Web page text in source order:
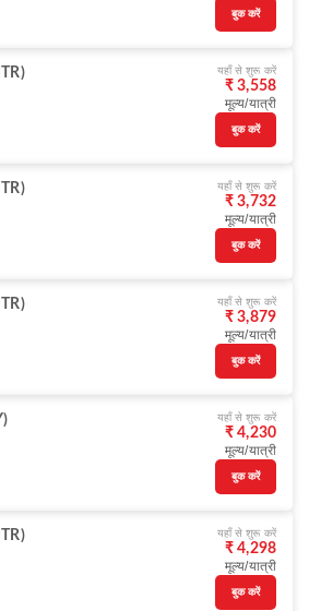
बुक करें
यहाँ से शुरू करें
₹ 3,558
मूल्य/यात्री
बुक करें
यहाँ से शुरू करें
₹ 3,732
मूल्य/यात्री
बुक करें
यहाँ से शुरू करें
₹ 3,879
मूल्य/यात्री
बुक करें
यहाँ से शुरू करें
₹ 4,230
मूल्य/यात्री
बुक करें
यहाँ से शुरू करें
₹ 4,298
मूल्य/यात्री
बुक करें